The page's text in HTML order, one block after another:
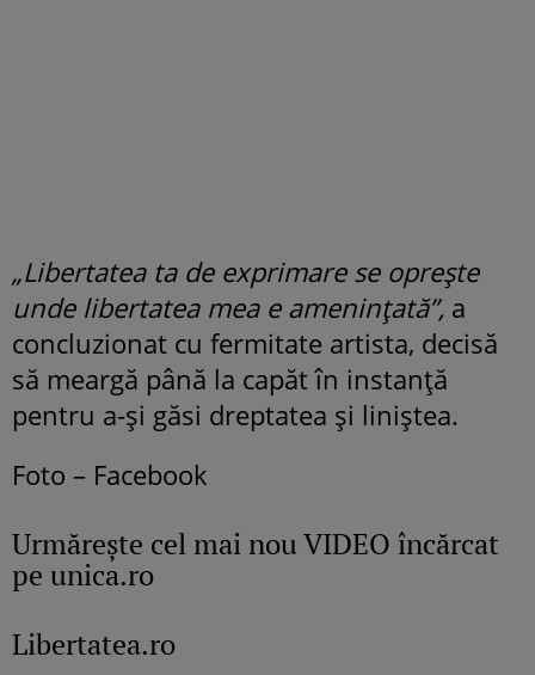
„Libertatea ta de exprimare se oprește
unde libertatea mea e amenințată”, a
concluzionat cu fermitate artista, decisă
să meargă până la capăt în instanță
pentru a-și găsi dreptatea și liniștea.
Foto – Facebook
Urmăreşte cel mai nou VIDEO încărcat
pe unica.ro
Libertatea.ro